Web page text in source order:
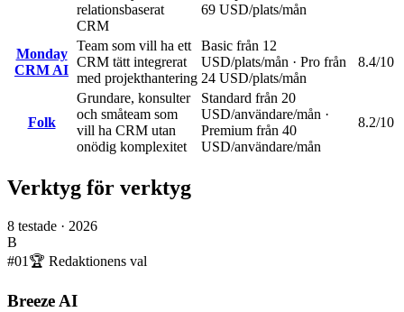
relationsbaserat
CRM
69 USD/plats/mån
Monday
CRM AI
Team som vill ha ett
CRM tätt integrerat
med projekthantering
Basic från 12
USD/plats/mån · Pro från
24 USD/plats/mån
8.4/10
Folk
Grundare, konsulter
och småteam som
vill ha CRM utan
onödig komplexitet
Standard från 20
USD/användare/mån ·
Premium från 40
USD/användare/mån
8.2/10
Verktyg för verktyg
8 testade · 2026
B
#01 🏆 Redaktionens val
Breeze AI